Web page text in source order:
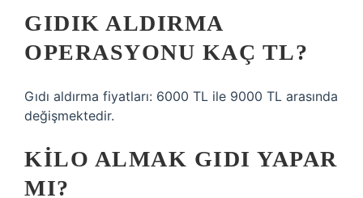
GIDIK ALDIRMA
OPERASYONU KAÇ TL?
Gıdı aldırma fiyatları: 6000 TL ile 9000 TL arasında
değişmektedir.
KILO ALMAK GIDI YAPAR
MI?